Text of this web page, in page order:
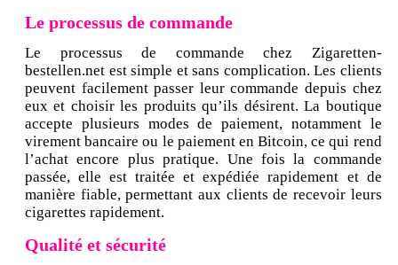
Le processus de commande
Le processus de commande chez Zigaretten-
bestellen.net est simple et sans complication. Les clients
peuvent facilement passer leur commande depuis chez
eux et choisir les produits qu’ils désirent. La boutique
accepte plusieurs modes de paiement, notamment le
virement bancaire ou le paiement en Bitcoin, ce qui rend
l’achat encore plus pratique. Une fois la commande
passée, elle est traitée et expédiée rapidement et de
manière fiable, permettant aux clients de recevoir leurs
cigarettes rapidement.
Qualité et sécurité